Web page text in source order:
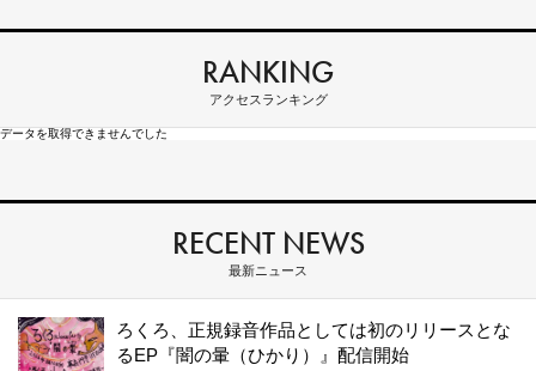
RANKING
アクセスランキング
データを取得できませんでした
RECENT NEWS
最新ニュース
ろくろ、正規録音作品としては初のリリースとな
るEP『闇の暈（ひかり）』配信開始